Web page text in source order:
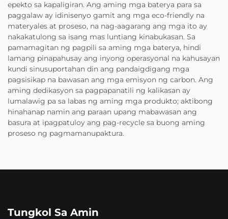
epekto sa kapaligiran. Ang aming mga baterya para sa
paggalaw ay idinisenyo gamit ang mga eco-friendly na
materyales at proseso, na nag-aagarang ang mga ito ay
nakakatulong sa isang mas luntiang kinabukasan. Sa
pamamagitan ng pagpili sa aming mga baterya, hindi
lamang pinapahusay ang inyong operasyonal na kahusayan
kundi sinusuportahan din ang pandaigdigang mga
pagsisikap na bawasan ang mga emisyon ng carbon. Ang
aming dedikasyon sa pagpapanatili ng kalikasan ay
lumalawig pa sa labas ng aming mga produkto; aktibong
hinahanap namin ang paraan upang mabawasan ang
basura at ipagpatuloy ang pag-recycle sa buong aming
proseso ng pagmamanupaktura.
Tungkol Sa Amin